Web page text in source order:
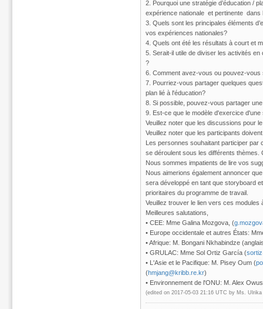
2. Pourquoi une stratégie d’éducation /
expérience nationale et pertinente dans
3. Quels sont les principales éléments
vos expériences nationales?
4. Quels ont été les résultats à court et
5. Serait-il utile de diviser les activités
?
6. Comment avez-vous ou pouvez-
7. Pourriez-vous partager quelques
plan lié à l'éducation?
8. Si possible, pouvez-vous partager
9. Est-ce que le modèle d'exercice
Veuillez noter que les discussions pour
Veuillez noter que les participants
Les personnes souhaitant participer
se déroulent sous les différents
Nous sommes impatients de lire vos
Nous aimerions également annoncer
sera développé en tant que storyboard
prioritaires du programme de travail.
Veuillez trouver le lien vers ces modules
Meilleures salutations,
• CEE: Mme Galina Mozgova, (
• Europe occidentale et autres États:
• Afrique: M. Bongani Nkhabindze
• GRULAC: Mme Sol Ortiz García (
• L'Asie et le Pacifique: M. Pisey Oum (
(hmjang@kribb.re.kr)
• Environnement de l'ONU: M. Alex
(edited on 2017-05-03 21:16 UTC by Ms.